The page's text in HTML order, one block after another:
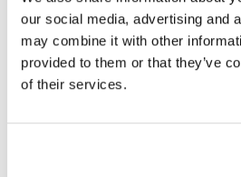
our social media, advertising and
may combine it with other
provided to them or that they’ve
of their services.